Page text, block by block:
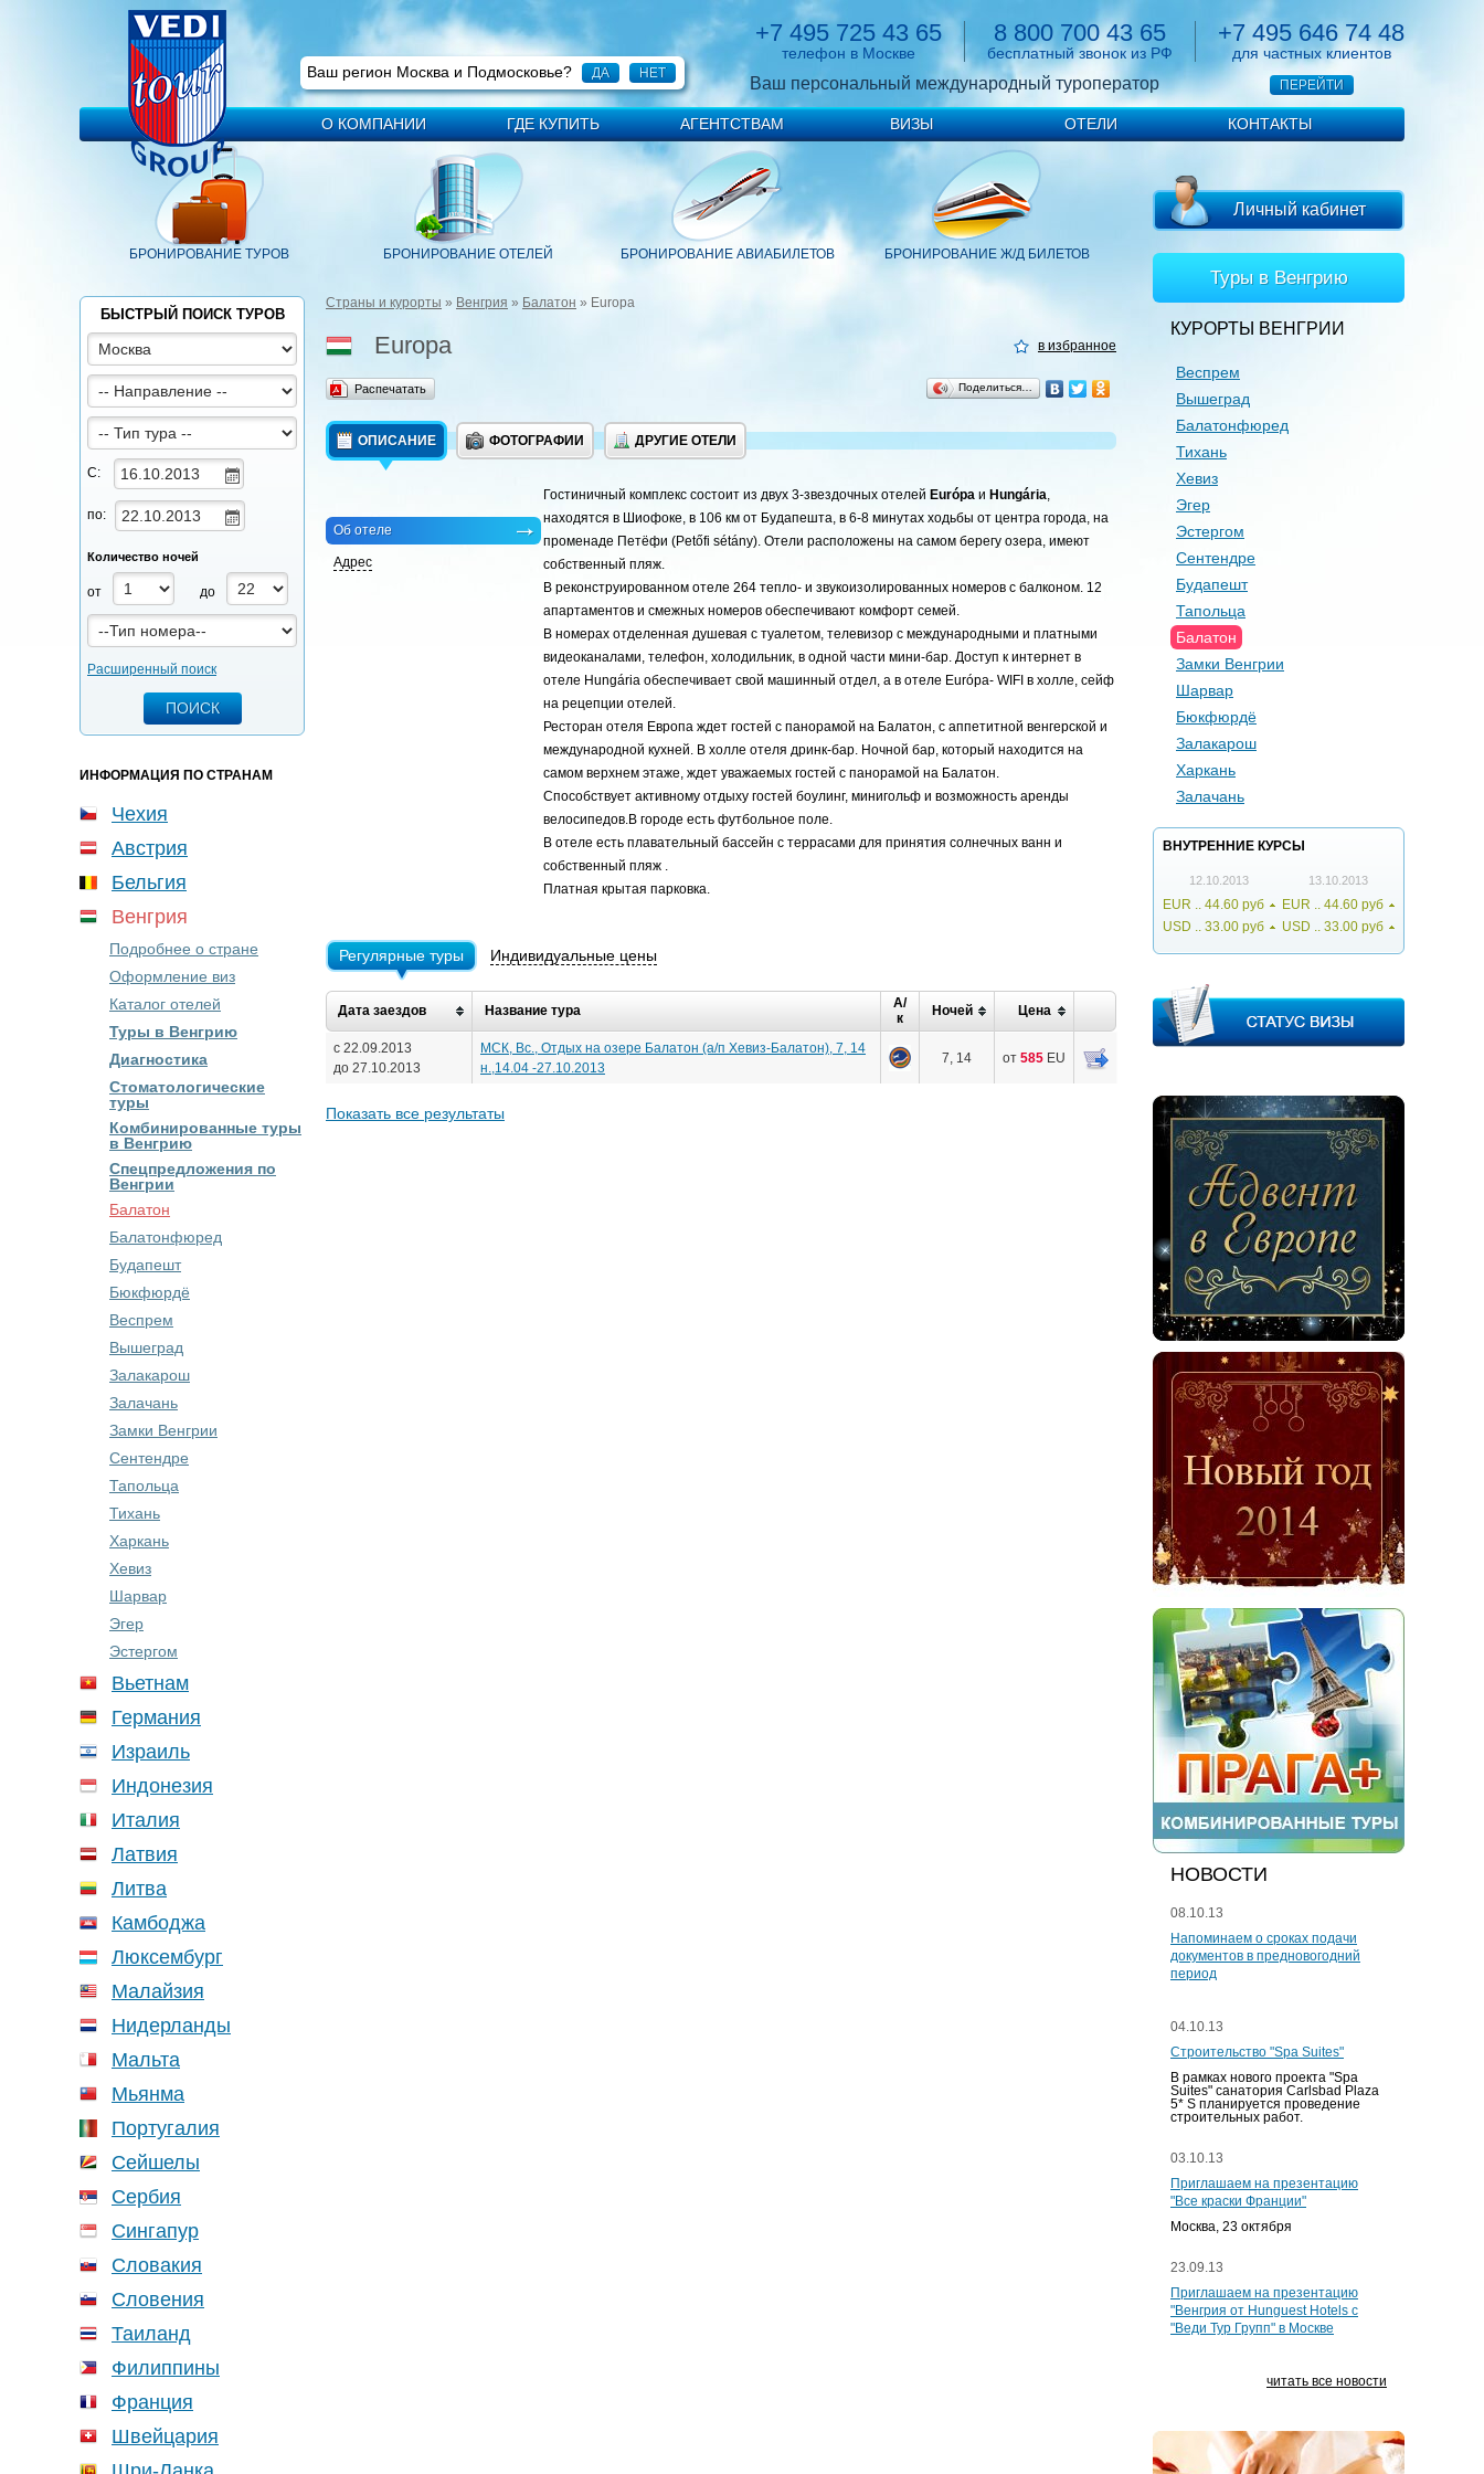
Ваш персональный международный туроператор
Ваш регион Москва и Подмосковье? ДА НЕТ
Ваш регионМосква
+7 495 725 43 65
телефон в Москве
8 800 700 43 65
бесплатный звонок из РФ
+7 495 646 74 48
для частных клиентов
ПЕРЕЙТИ
О КОМПАНИИ ГДЕ КУПИТЬ АГЕНТСТВАМ ВИЗЫ ОТЕЛИ КОНТАКТЫ
БРОНИРОВАНИЕ ТУРОВ БРОНИРОВАНИЕ ОТЕЛЕЙ БРОНИРОВАНИЕ АВИАБИЛЕТОВ БРОНИРОВАНИЕ Ж/Д БИЛЕТОВ
БЫСТРЫЙ ПОИСК ТУРОВ
С:
по:
Количество ночей
от до
Расширенный поиск
ИНФОРМАЦИЯ ПО СТРАНАМ
Чехия
Австрия
Бельгия
Венгрия
Подробнее о стране
Оформление виз
Каталог отелей
Туры в Венгрию
Диагностика
Стоматологические
туры
Комбинированные туры
в Венгрию
Спецпредложения по
Венгрии
Балатон
Балатонфюред
Будапешт
Бюкфюрдё
Веспрем
Вышеград
Залакарош
Залачань
Замки Венгрии
Сентендре
Тапольца
Тихань
Харкань
Хевиз
Шарвар
Эгер
Эстергом
Вьетнам
Германия
Израиль
Индонезия
Италия
Латвия
Литва
Камбоджа
Люксембург
Малайзия
Нидерланды
Мальта
Мьянма
Португалия
Сейшелы
Сербия
Сингапур
Словакия
Словения
Таиланд
Филиппины
Франция
Швейцария
Страны и курорты » Венгрия » Балатон » Europa
Europa в избранное
Распечатать Поделиться…
ОПИСАНИЕ ФОТОГРАФИИ ДРУГИЕ ОТЕЛИ
Об отеле
Адрес
Гостиничный комплекс состоит из двух 3-звездочных отелей Európa и Hungária,
находятся в Шиофоке, в 106 км от Будапешта, в 6-8 минутах ходьбы от центра города, на
променаде Петёфи (Petőfi sétány). Отели расположены на самом берегу озера, имеют
собственный пляж.
В реконструированном отеле 264 тепло- и звукоизолированных номеров с балконом. 12
апартаментов и смежных номеров обеспечивают комфорт семей.
В номерах отделенная душевая с туалетом, телевизор с международными и платными
видеоканалами, телефон, холодильник, в одной части мини-бар. Доступ к интернет в
отеле Hungária обеспечивает свой машинный отдел, а в отеле Európa- WIFI в холле, сейф
на рецепции отелей.
Ресторан отеля Европа ждет гостей с панорамой на Балатон, с аппетитной венгерской и
международной кухней. В холле отеля дринк-бар. Ночной бар, который находится на
самом верхнем этаже, ждет уважаемых гостей с панорамой на Балатон.
Способствует активному отдыху гостей боулинг, минигольф и возможность аренды
велосипедов.В городе есть футбольное поле.
В отеле есть плавательный бассейн с террасами для принятия солнечных ванн и
собственный пляж .
Платная крытая парковка.
Регулярные туры Индивидуальные цены
Дата заездов Название тура
А/
к
Ночей Цена
с 22.09.2013
до 27.10.2013
МСК, Вс., Отдых на озере Балатон (а/п Хевиз-Балатон), 7, 14
н.,14.04 -27.10.2013
7, 14 от 585 EU
Показать все результаты
Личный кабинет
Туры в Венгрию
КУРОРТЫ ВЕНГРИИ
Веспрем
Вышеград
Балатонфюред
Тихань
Хевиз
Эгер
Эстергом
Сентендре
Будапешт
Тапольца
Балатон
Замки Венгрии
Шарвар
Бюкфюрдё
Залакарош
Харкань
Залачань
ВНУТРЕННИЕ КУРCЫ
12.10.2013
EUR .. 44.60 руб
USD .. 33.00 руб
13.10.2013
EUR .. 44.60 руб
USD .. 33.00 руб
НОВОСТИ
08.10.13
Напоминаем о сроках подачи
документов в предновогодний
период
04.10.13
Строительство "Spa Suites"
В рамках нового проекта "Spa
Suites" санатория Carlsbad Plaza
5* S планируется проведение
строительных работ.
03.10.13
Приглашаем на презентацию
"Все краски Франции"
Москва, 23 октября
23.09.13
Приглашаем на презентацию
"Венгрия от Hunguest Hotels с
"Веди Тур Групп" в Москве
читать все новости